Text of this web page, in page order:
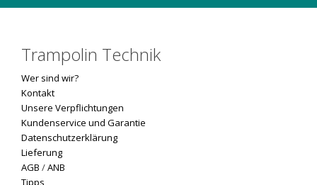
Trampolin Technik
Wer sind wir?
Kontakt
Unsere Verpflichtungen
Kundenservice und Garantie
Datenschutzerklärung
Lieferung
AGB /ANB
Tipps